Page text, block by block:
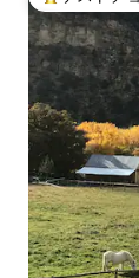
大好評のゲ